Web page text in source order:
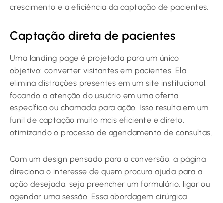
crescimento e a eficiência da captação de pacientes.
Captação direta de pacientes
Uma landing page é projetada para um único
objetivo: converter visitantes em pacientes. Ela
elimina distrações presentes em um site institucional,
focando a atenção do usuário em uma oferta
específica ou chamada para ação. Isso resulta em um
funil de captação muito mais eficiente e direto,
otimizando o processo de agendamento de consultas.
Com um design pensado para a conversão, a página
direciona o interesse de quem procura ajuda para a
ação desejada, seja preencher um formulário, ligar ou
agendar uma sessão. Essa abordagem cirúrgica